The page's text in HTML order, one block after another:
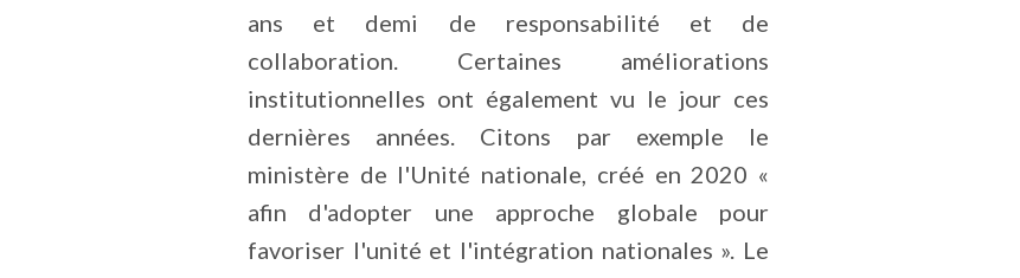
ans et demi de responsabilité et de
collaboration. Certaines améliorations
institutionnelles ont également vu le jour ces
dernières années. Citons par exemple le
ministère de l'Unité nationale, créé en 2020 «
afin d'adopter une approche globale pour
favoriser l'unité et l'intégration nationales ». Le